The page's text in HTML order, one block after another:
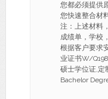
您都必须提供
您快速整合材
注：上述材料
成绩单，学校
根据客户要求
业证书W/
硕士学位证,定
Bachelor